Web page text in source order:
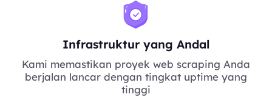
Infrastruktur yang Andal
Kami memastikan proyek web scraping Anda
berjalan lancar dengan tingkat uptime yang
tinggi